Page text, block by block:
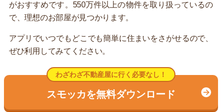
がおすすめです。550万件以上の物件を取り扱っているの
で、理想のお部屋が見つかります。
アプリでいつでもどこでも簡単に住まいをさがせるので、
ぜひ利用してみてください。
わざわざ不動産屋に行く必要なし！
スモッカを無料ダウンロード